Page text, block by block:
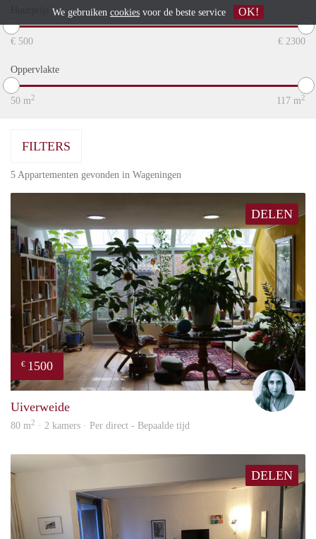
€ 500 € 2300
Oppervlakte
50 m2 117 m2
FILTERS
5 Appartementen gevonden in Wageningen
DELEN
€ 1500
Uiverweide
80 m2 · 2 kamers · Per direct - Bepaalde tijd
DELEN
We gebruiken cookies voor de beste service OK!